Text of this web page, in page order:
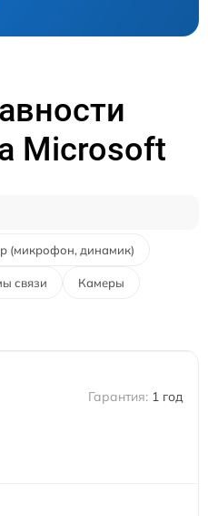
Microsoft
(микрофон, динамик)
связи Камеры
1 год